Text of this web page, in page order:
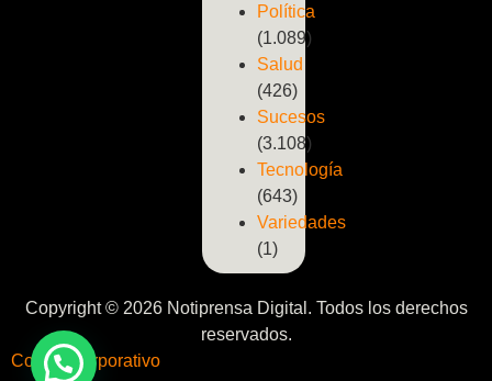
Política
(1.089)
Salud
(426)
Sucesos
(3.108)
Tecnología
(643)
Variedades
(1)
Copyright © 2026 Notiprensa Digital. Todos los derechos
reservados.
Correo Corporativo